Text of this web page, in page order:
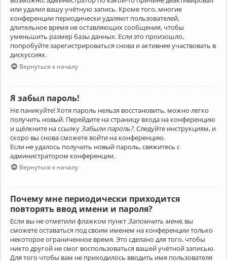
или удалил вашу учётную запись. Кроме того, многие
конференции периодически удаляют пользователей,
длительное время не оставляющих сообщения, чтобы
уменьшить размер базы данных. Если это произошло,
попробуйте зарегистрироваться снова и активнее участвовать в
дискуссиях.
Вернуться к началу
Я забыл пароль!
Не паникуйте! Хотя пароль нельзя восстановить, можно легко
получить новый. Перейдите на страницу входа на конференцию
и щёлкните на ссылку Забыли пароль?. Следуйте инструкциям, и
скоро вы снова сможете войти на конференцию.
Если не удалось получить новый пароль, свяжитесь с
администратором конференции.
Вернуться к началу
Почему мне периодически приходится
повторять ввод имени и пароля?
Если вы не отметили флажком пунктЗапомнить меня, вы
сможете оставаться под своим именем на конференции только
некоторое ограниченное время. Это сделано для того, чтобы
никто другой не смог воспользоваться вашей учётной записью.
Для того чтобы вам не приходилось вводить имя пользователя